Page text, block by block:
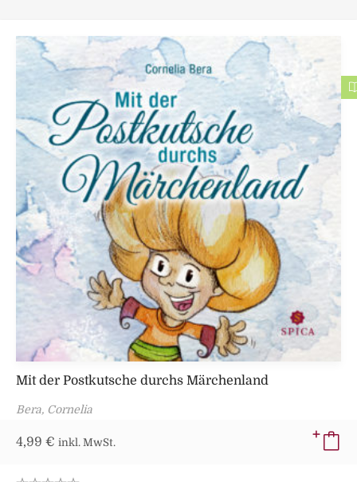
Mit der Postkutsche durchs Märchenland
Bera, Cornelia
4,99 € inkl. MwSt.